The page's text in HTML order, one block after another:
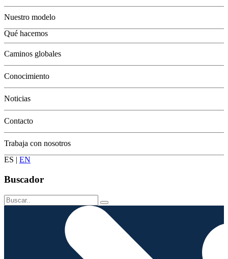
Nuestro modelo
Qué hacemos
Jóvenes
Adultos
Grandes
Conservación
Caminos globales
Conocimiento
Noticias
Contacto
Trabaja con nosotros
ES | EN
Buscador